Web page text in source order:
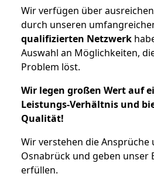
Wir verfügen über
durch unseren
qualifizierten Netzwerk
Auswahl an Möglichkeiten,
Problem löst.
Wir legen großen Wert auf
Leistungs-Verhältnis und
Qualität!
Wir verstehen die Ansprüche
Osnabrück und geben unser
erfüllen.